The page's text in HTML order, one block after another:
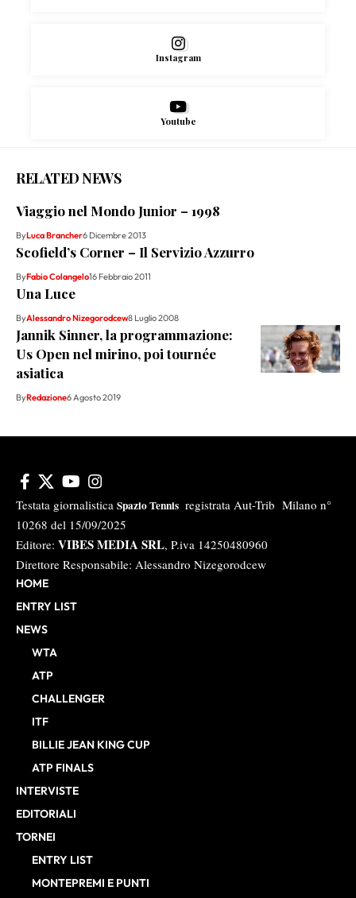
Instagram
Youtube
RELATED NEWS
Viaggio nel Mondo Junior – 1998
ByLuca Brancher6 Dicembre 2013
Scofield’s Corner – Il Servizio Azzurro
ByFabio Colangelo16 Febbraio 2011
Una Luce
ByAlessandro Nizegorodcew8 Luglio 2008
Jannik Sinner, la programmazione:
Us Open nel mirino, poi tournée
asiatica
ByRedazione6 Agosto 2019
Testata giornalistica Spazio Tennis registrata Aut-Trib Milano n°
10268 del 15/09/2025
Editore: VIBES MEDIA SRL, P.iva 14250480960
Direttore Responsabile: Alessandro Nizegorodcew
HOME
ENTRY LIST
NEWS
WTA
ATP
CHALLENGER
ITF
BILLIE JEAN KING CUP
ATP FINALS
INTERVISTE
EDITORIALI
TORNEI
ENTRY LIST
MONTEPREMI E PUNTI